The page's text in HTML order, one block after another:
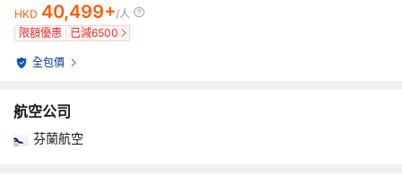
HKD 40,499+/人
限額優惠
已減6500
全包價
航空公司
芬蘭航空